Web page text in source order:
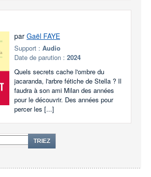
par Gaël FAYE
Support : Audio
Date de parution : 2024
Quels secrets cache l'ombre du
jacaranda, l'arbre fétiche de Stella ? Il
faudra à son ami Milan des années
pour le découvrir. Des années pour
percer les [...]
TRIEZ